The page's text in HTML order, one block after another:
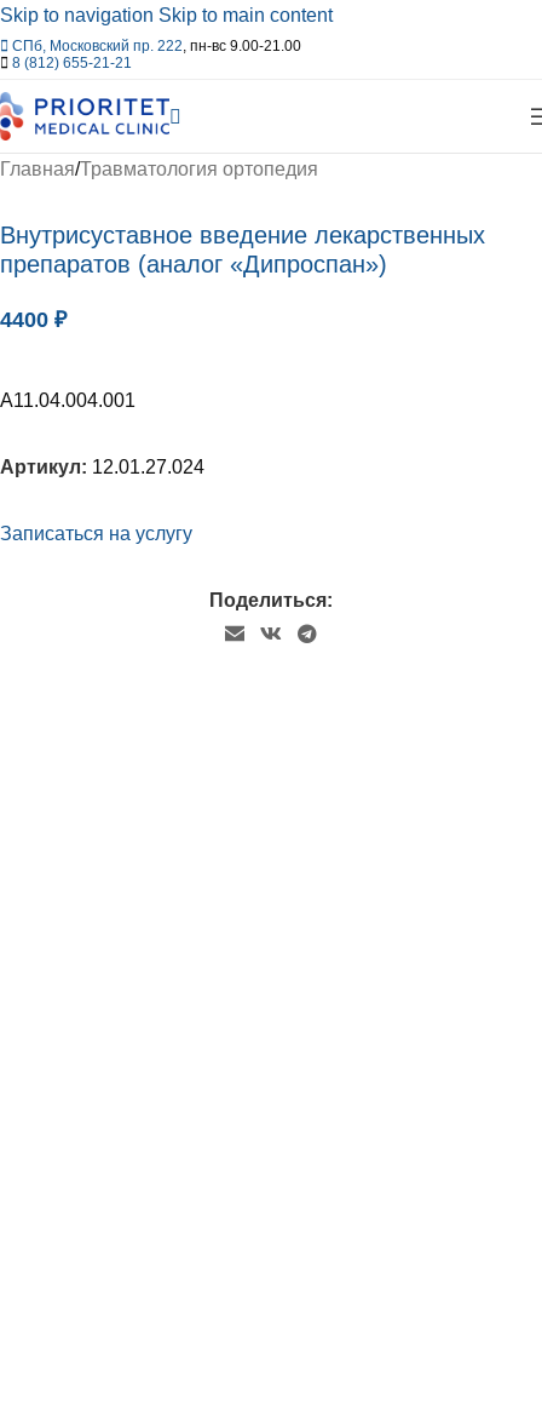
Skip to navigation Skip to main content
СПб, Московский пр. 222, пн-вс 9.00-21.00
8 (812) 655-21-21
Главная/Травматология ортопедия
Внутрисуставное введение лекарственных
препаратов (аналог «Дипроспан»)
4400 ₽
А11.04.004.001
Артикул: 12.01.27.024
Записаться на услугу
Поделиться: